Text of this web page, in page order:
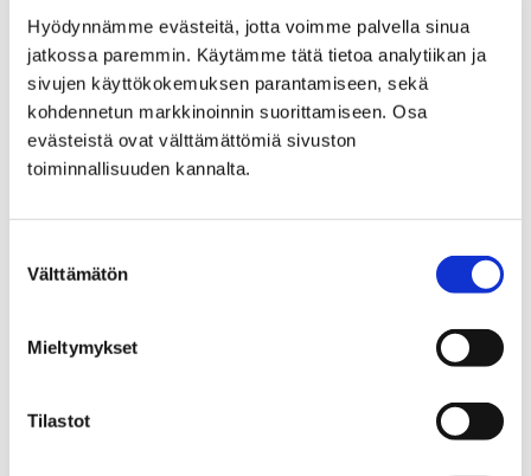
Hyödynnämme evästeitä, jotta voimme palvella sinua
jatkossa paremmin. Käytämme tätä tietoa analytiikan ja
sivujen käyttökokemuksen parantamiseen, sekä
kohdennetun markkinoinnin suorittamiseen. Osa
evästeistä ovat välttämättömiä sivuston
toiminnallisuuden kannalta.
valinta
Välttämätön
Mieltymykset
Tilastot
Etusivu
Alueellinen vastuumuseo
Satakuntalainen kulttuuriperintö
Satakuntalainen
kulttuuriperintö
Etusivu